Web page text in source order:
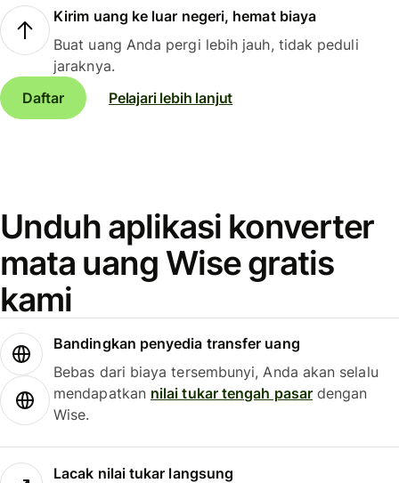
Kirim uang ke luar negeri, hemat biaya
Buat uang Anda pergi lebih jauh, tidak peduli
jaraknya.
Daftar
Pelajari lebih lanjut
Unduh aplikasi konverter
mata uang Wise gratis
kami
Bandingkan penyedia transfer uang
Bebas dari biaya tersembunyi, Anda akan selalu
mendapatkan nilai tukar tengah pasardengan
Wise.
Lacak nilai tukar langsung